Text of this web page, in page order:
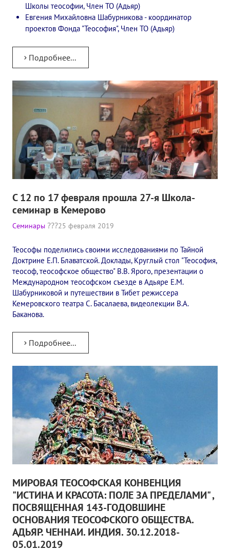
Открытая школа теософии
Фотоматериалы
Видео
Книги
Семинары
Плейлист "Международный научно-исследовательский
Плейлист "«Тайная Доктрина» Класс онлайн изучения"
Плейлист "Выпуски рубрики «ТЕОСОФСКИЙ КВИЗИ»"
ПОДДЕРЖАТЬ ФОНД
Пожертвовать денежные средства
Стать волонтером
Стать партнером
КОНТАКТЫ
Школы теософии, Член ТО (Адьяр)
Евгения Михайловна Шабурникова - координатор
проектов Фонда "Теософия", Член ТО (Адьяр)
Подробнее...
С 12 по 17 февраля прошла 27-я Школа-
семинар в Кемерово
Семинары 25 февраля 2019
Теософы поделились своими исследованиями по Тайной
Доктрине Е.П. Блаватской. Доклады, Круглый стол "Теософия,
теософ, теософское общество" В.В. Ярого, презентации о
Международном теософском съезде в Адьяре Е.М.
Шабурниковой и путешествии в Тибет режиссера
Кемеровского театра С. Басалаева, видеолекции В.А.
Баканова.
Подробнее...
МИРОВАЯ ТЕОСОФСКАЯ КОНВЕНЦИЯ
"ИСТИНА И КРАСОТА: ПОЛЕ ЗА ПРЕДЕЛАМИ" ,
ПОСВЯЩЕННАЯ 143-ГОДОВШИНЕ
ОСНОВАНИЯ ТЕОСОФСКОГО ОБЩЕСТВА.
АДЬЯР. ЧЕННАИ. ИНДИЯ. 30.12.2018-
05.01.2019